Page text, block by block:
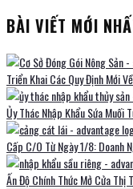
BÀI VIẾT MỚI
Triển Khai Các Quy Định Mới
Ủy Thác Nhập Khẩu Sứa Muối
Cấp C/O Từ Ngày 1/8: Doanh
Ấn Độ Chính Thức Mở Cửa Thị